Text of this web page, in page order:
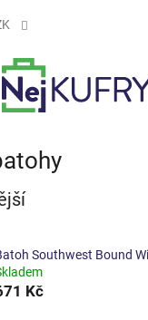
Southwest Bound
Kč